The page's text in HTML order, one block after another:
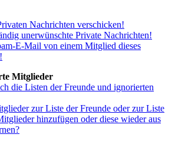
Nachrichten verschicken!
unerwünschte Private Nachrichten!
E-Mail von einem Mitglied dieses
Mitglieder
die Listen der Freunde und ignorierten
zur Liste der Freunde oder zur Liste
hinzufügen oder diese wieder aus